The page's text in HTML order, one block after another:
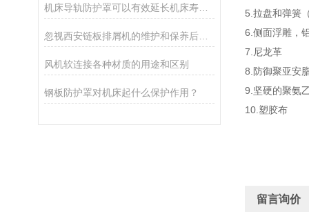
机床导轨防护罩可以有效延长机床寿命吗？
忽视西安链板排屑机的维护和保养后果很严重
风机软连接各种材质的用途和区别
钢板防护罩对机床起什么保护作用？
5.拉盘和弹簧
6.侧面浮雕，
7.尼龙革
8.防御聚亚安
9.坚硬的聚氨
10.塑胶布
留言询价